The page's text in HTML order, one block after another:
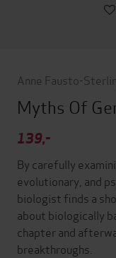
Anne Fausto-
Myths Of
139,-
By carefully
evolutionary, and
biologist finds a
about biologically
chapter and
breakthroughs.